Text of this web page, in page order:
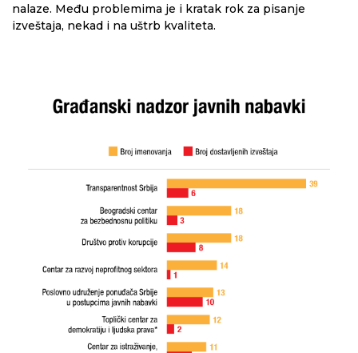
nalaze. Među problemima je i kratak rok za pisanje
izveštaja, nekad i na uštrb kvaliteta.